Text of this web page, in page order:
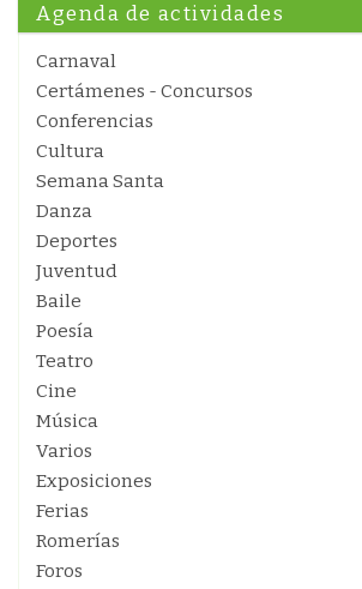
Agenda de actividades
Carnaval
Certámenes - Concursos
Conferencias
Cultura
Semana Santa
Danza
Deportes
Juventud
Baile
Poesía
Teatro
Cine
Música
Varios
Exposiciones
Ferias
Romerías
Foros